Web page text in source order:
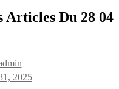
Articles Du 28 04
2025